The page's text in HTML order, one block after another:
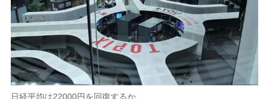
日経平均は22000円を回復するか